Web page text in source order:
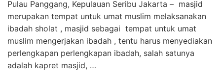
Pulau Panggang, Kepulauan Seribu Jakarta – masjid
merupakan tempat untuk umat muslim melaksanakan
ibadah sholat , masjid sebagai tempat untuk umat
muslim mengerjakan ibadah , tentu harus menyediakan
perlengkapan perlengkapan ibadah, salah satunya
adalah kapret masjid, …